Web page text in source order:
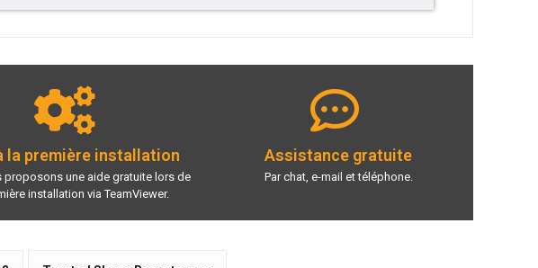
la première installation
proposons une aide gratuite lors de
installation via TeamViewer.
Assistance gratuite
Par chat, e-mail et téléphone.